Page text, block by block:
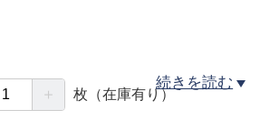
を上げるエネルギーワーク》
げている傷や感情のヒーリング
続きを読む
＋ 枚 （在庫有り）